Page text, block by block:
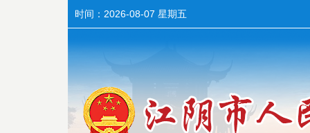
时间： 2026-08-07 星期五